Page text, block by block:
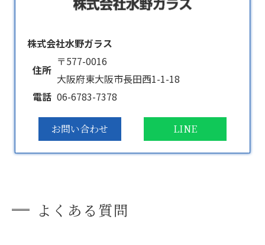
株式会社水野ガラス
住所
〒577-0016
大阪府東大阪市長田西1-1-18
電話 06-6783-7378
お問い合わせ LINE
よくある質問